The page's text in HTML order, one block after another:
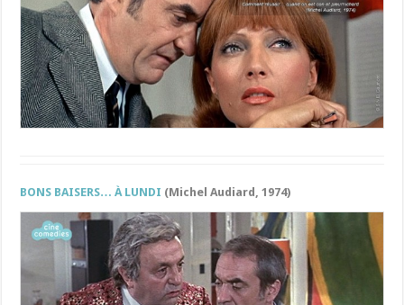
BONS BAISERS… À LUNDI (Michel Audiard, 1974)